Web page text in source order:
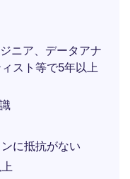
ニア、データアナ
スト等で5年以上
に抵抗がない